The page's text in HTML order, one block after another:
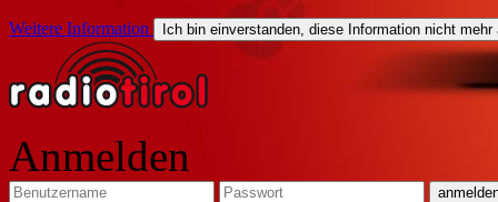
Weitere Information Ich bin einverstanden, diese Information nicht mehr
Anmelden